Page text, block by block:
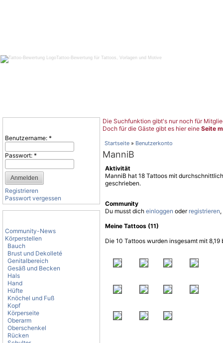
Tattoo-Bewertung für Tattoos, Vorlagen und Motive
Benutzername: *
Passwort: *
Registrieren
Passwort vergessen
Community-News
Körperstellen
Bauch
Brust und Dekolleté
Genitalbereich
Gesäß und Becken
Hals
Hand
Hüfte
Knöchel und Fuß
Kopf
Körperseite
Oberarm
Oberschenkel
Rücken
Die Suchfunktion gibt's nur noch für
Doch für die Gäste gibt es hier eine Seite
Startseite » Benutzerkonto
ManniB
Aktivität
ManniB hat 18 Tattoos mit
geschrieben.
Community
Du musst dich einloggen oder registrieren
Meine Tattoos (11)
Die 10 Tattoos wurden insgesamt mit 8,19